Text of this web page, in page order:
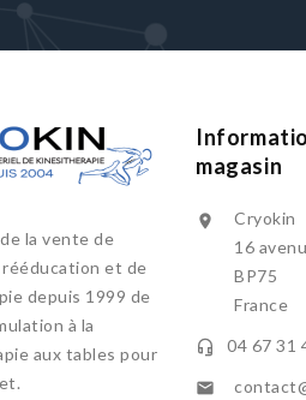
la vente de
et de
depuis 1999 de
à la
aux tables pour
magasin

Cryokin
16
BP75
France
 04 67 31
